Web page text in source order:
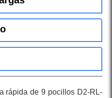
rápida de 9 pocillos D2-RL-